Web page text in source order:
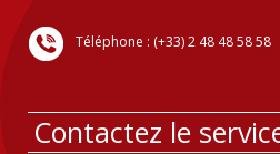
Téléphone : (+33) 2 48 48 58 58
Contactez le